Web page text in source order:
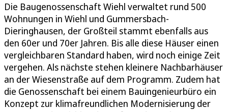
Die Baugenossenschaft Wiehl verwaltet rund 500
Wohnungen in Wiehl und Gummersbach-
Dieringhausen, der Großteil stammt ebenfalls aus
den 60er und 70er Jahren. Bis alle diese Häuser einen
vergleichbaren Standard haben, wird noch einige Zeit
vergehen. Als nächste stehen kleinere Nachbarhäuser
an der Wiesenstraße auf dem Programm. Zudem hat
die Genossenschaft bei einem Bauingenieurbüro ein
Konzept zur klimafreundlichen Modernisierung der